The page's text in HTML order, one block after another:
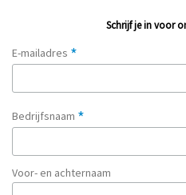
Schrijf je in voor
E-mailadres *
Bedrijfsnaam *
Voor- en achternaam